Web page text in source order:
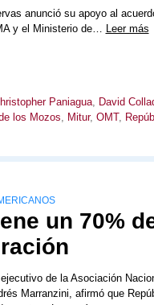
anunció su apoyo al
y el Ministerio de… Leer más
Paniagua, David
los Mozos, Mitur, OMT,
un 70%
de la Asociación
Marranzini, afirmó que